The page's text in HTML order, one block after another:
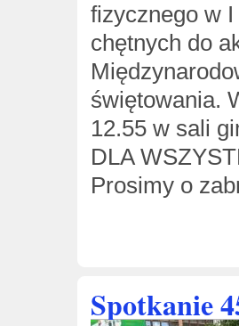
fizycznego w
chętnych do
świętowania.
12.55 w sali
DLA
Prosimy o
Spotkanie